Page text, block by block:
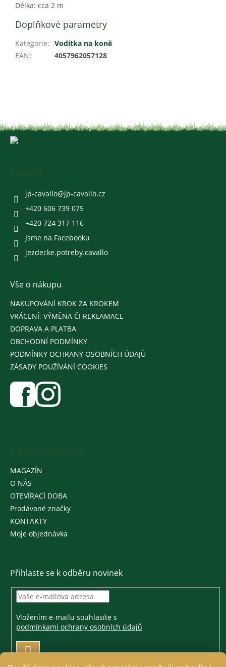
Délka: cca 2 m
Doplňkové parametry
Kategorie: Vodítka na koně
EAN: 4057962057128
jp-cavallo@jp-cavallo.cz
+420 606 739 075
+420 724 317 116
Jsme na Facebooku
jezdecke.potreby.cavallo
Vše o nákupu
NAKUPOVÁNÍ KROK ZA KROKEM
VRÁCENÍ, VÝMĚNA ČI REKLAMACE
DOPRAVA A PLATBA
OBCHODNÍ PODMÍNKY
PODMÍNKY OCHRANY OSOBNÍCH ÚDAJŮ
ZÁSADY POUŽÍVÁNÍ COOKIES
MAGAZÍN
O NÁS
OTEVÍRACÍ DOBA
Prodávané značky
KONTAKTY
Moje objednávka
Přihlaste se k odběru novinek
Vložením e-mailu souhlasíte s
podmínkami ochrany osobních údajů
PŘIHLÁSIT